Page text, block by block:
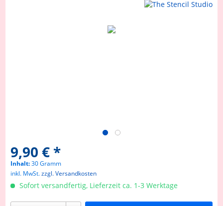
9,90 € *
Inhalt:30 Gramm
inkl. MwSt.zzgl. Versandkosten
Sofort versandfertig, Lieferzeit ca. 1-3 Werktage